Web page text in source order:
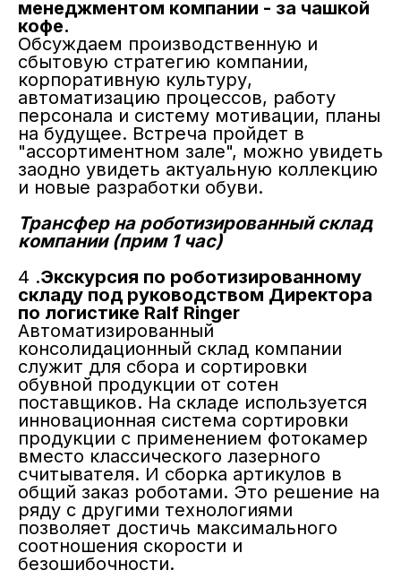
менеджментом компании - за чашкой
кофе.
Обсуждаем производственную и
сбытовую стратегию компании,
корпоративную культуру,
автоматизацию процессов, работу
персонала и систему мотивации, планы
на будущее. Встреча пройдет в
"ассортиментном зале", можно увидеть
заодно увидеть актуальную коллекцию
и новые разработки обуви.
Трансфер на роботизированный склад
компании (прим 1 час)
4 .Экскурсия по роботизированному
складу под руководством Директора
по логистике Ralf Ringer
Автоматизированный
консолидационный склад компании
служит для сбора и сортировки
обувной продукции от сотен
поставщиков. На складе используется
инновационная система сортировки
продукции с применением фотокамер
вместо классического лазерного
считывателя. И сборка артикулов в
общий заказ роботами. Это решение на
ряду с другими технологиями
позволяет достичь максимального
соотношения скорости и
безошибочности.